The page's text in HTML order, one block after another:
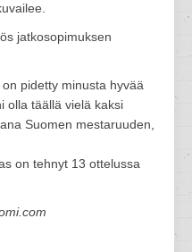
jatkosopimuksen
pidetty minusta hyvää
olla täällä vielä kaksi
Suomen mestaruuden,
on tehnyt 13 ottelussa